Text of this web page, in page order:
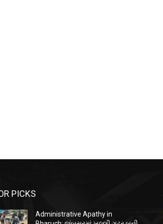
PICKS
Administrative Apathy in